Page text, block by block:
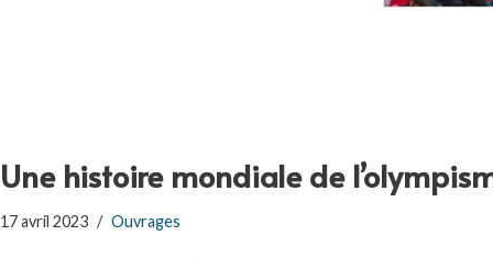
Une histoire mondiale de
17 avril 2023 Ouvrages